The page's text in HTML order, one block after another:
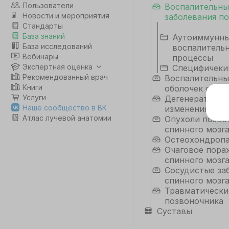
Пользователи
Новости и мероприятия
Стандарты
База знаний
База исследований
Вебинары
Экспертная оценка
Рекомендованный врач
Книги
Услуги
Наше сообщество в ВК
Атлас лучевой анатомии
заболевания
процессы
оболочек
Дегенеративные
изменения
Опухоли
спинного мозга
Очаговое
спинного мозга
Сосудистые
спинного мозга
позвоночника
Суставы